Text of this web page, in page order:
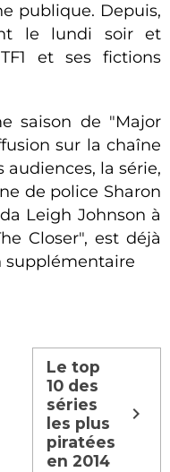
publique. Depuis,
le lundi soir et
et ses fictions
saison de "Major
sur la chaîne
audiences, la série,
de police Sharon
Leigh Johnson à
Closer", est déjà
supplémentaire
Le top
10 des
séries
les plus
piratées
en 2014